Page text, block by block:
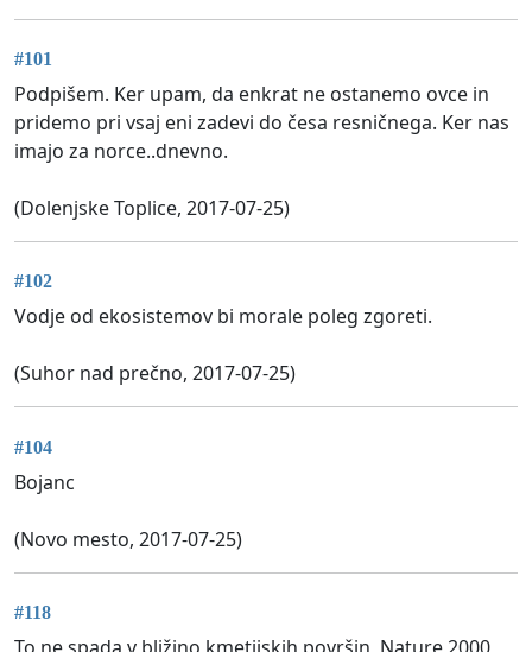
#101
Podpišem. Ker upam, da enkrat ne ostanemo ovce in
pridemo pri vsaj eni zadevi do česa resničnega. Ker nas
imajo za norce..dnevno.
(Dolenjske Toplice, 2017-07-25)
#102
Vodje od ekosistemov bi morale poleg zgoreti.
(Suhor nad prečno, 2017-07-25)
#104
Bojanc
(Novo mesto, 2017-07-25)
#118